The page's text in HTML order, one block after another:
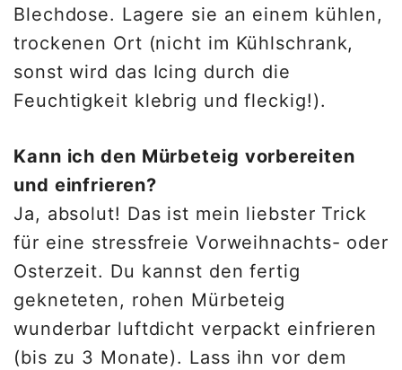
Blechdose. Lagere sie an einem kühlen,
trockenen Ort (nicht im Kühlschrank,
sonst wird das Icing durch die
Feuchtigkeit klebrig und fleckig!).
Kann ich den Mürbeteig vorbereiten
und einfrieren?
Ja, absolut! Das ist mein liebster Trick
für eine stressfreie Vorweihnachts- oder
Osterzeit. Du kannst den fertig
gekneteten, rohen Mürbeteig
wunderbar luftdicht verpackt einfrieren
(bis zu 3 Monate). Lass ihn vor dem